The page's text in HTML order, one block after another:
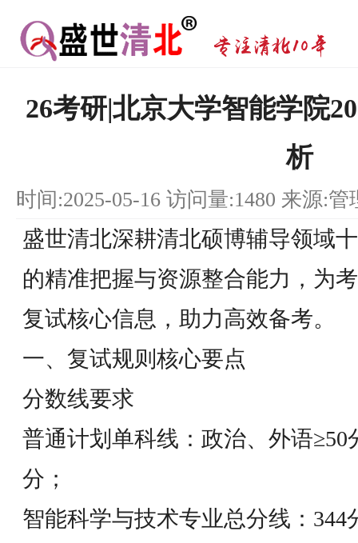
26考研|北京大学智能学院
析
时间:2025-05-16 访问量:1480 来源:管
盛世清北深耕清北硕博辅导领域
的精准把握与资源整合能力，为
复试核心信息，助力高效备考。
一、复试规则核心要点
分数线要求
普通计划单科线：政治、外语≥50
分；
智能科学与技术专业总分线：344